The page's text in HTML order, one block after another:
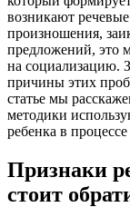
возникают
произношения,
предложений, это
на социализацию.
причины этих
статье мы
методики
ребенка в
Признаки
стоит